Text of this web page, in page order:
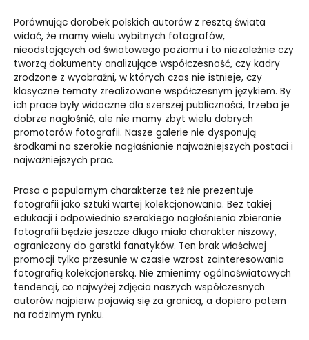
Porównując dorobek polskich autorów z resztą świata
widać, że mamy wielu wybitnych fotografów,
nieodstających od światowego poziomu i to niezależnie czy
tworzą dokumenty analizujące współczesność, czy kadry
zrodzone z wyobraźni, w których czas nie istnieje, czy
klasyczne tematy zrealizowane współczesnym językiem. By
ich prace były widoczne dla szerszej publiczności, trzeba je
dobrze nagłośnić, ale nie mamy zbyt wielu dobrych
promotorów fotografii. Nasze galerie nie dysponują
środkami na szerokie nagłaśnianie najważniejszych postaci i
najważniejszych prac.
Prasa o popularnym charakterze też nie prezentuje
fotografii jako sztuki wartej kolekcjonowania. Bez takiej
edukacji i odpowiednio szerokiego nagłośnienia zbieranie
fotografii będzie jeszcze długo miało charakter niszowy,
ograniczony do garstki fanatyków. Ten brak właściwej
promocji tylko przesunie w czasie wzrost zainteresowania
fotografią kolekcjonerską. Nie zmienimy ogólnoświatowych
tendencji, co najwyżej zdjęcia naszych współczesnych
autorów najpierw pojawią się za granicą, a dopiero potem
na rodzimym rynku.